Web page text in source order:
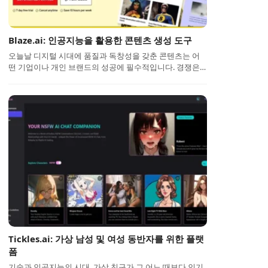
Blaze.ai: 인공지능을 활용한 콘텐츠 생성 도구
오늘날 디지털 시대에 품질과 독창성을 갖춘 콘텐츠는 어
떤 기업이나 개인 브랜드의 성공에 필수적입니다. 경쟁은…
Tickles.ai: 가상 남성 및 여성 동반자를 위한 플랫
폼